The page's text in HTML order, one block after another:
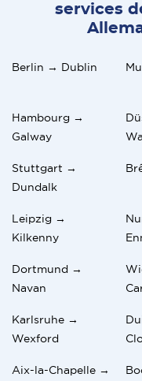
services
Berlin → Dublin
Hambourg →
Galway
Stuttgart →
Dundalk
Leipzig →
Kilkenny
Dortmund →
Navan
Karlsruhe →
Wexford
Aix-la-Chapelle →